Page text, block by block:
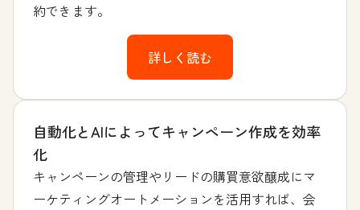
約できます。
詳しく読む
自動化とAIによってキャンペーン作成を効率
化
キャンペーンの管理やリードの購買意欲醸成にマ
ーケティングオートメーションを活用すれば、会